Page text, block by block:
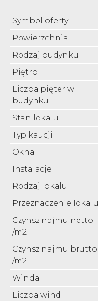
Symbol oferty
Powierzchnia
Rodzaj budynku
Piętro
Liczba pięter w
budynku
Stan lokalu
Typ kaucji
Okna
Instalacje
Rodzaj lokalu
Przeznaczenie lokalu
Czynsz najmu netto
/m2
Czynsz najmu brutto
/m2
Winda
Liczba wind